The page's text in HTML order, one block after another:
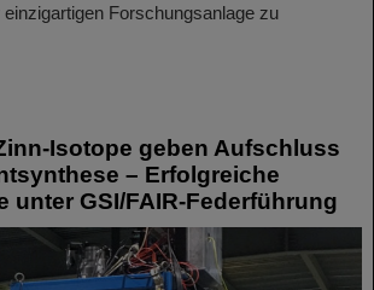
Forschungsanlage zu
Isotope geben Aufschluss
– Erfolgreiche
unter GSI/FAIR-Federführung